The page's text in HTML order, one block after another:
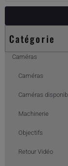
Catégorie
Caméras
Caméras
Caméras
Machinerie
Objectifs
Retour Vidéo